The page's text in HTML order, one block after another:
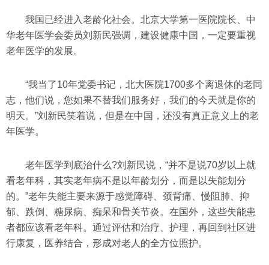
我国已经进入老龄化社会。北京大学第一医院院长、中
华老年医学会委员刘新民强调，建设健康中国，一定要重视
老年医学的发展。
“我当了10年党委书记，北大医院1700多个离退休的老同
志，他们说，您如果不替我们服务好，我们的今天就是你的
明天。”刘新民笑着说，但是在中国，还没有真正意义上的老
年医学。
老年医学到底治什么?刘新民说，“并不是说70岁以上就
看老年科，其实老年病不是以年龄划分，而是以失能划分
的。”老年失能主要来源于感觉障碍、颈背痛、慢阻肺、抑
郁、跌倒、糖尿病、痴呆和骨关节炎。在国外，这些失能患
者都应该看老年科。通过评估和治疗、护理，再回到社区进
行康复，医养结合，形成对老人的全方位照护。